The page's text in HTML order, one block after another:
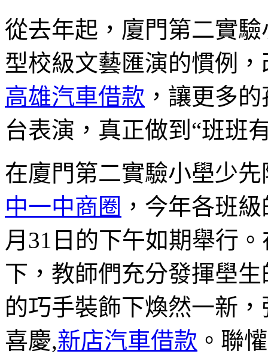
從去年起，廈門第二實
型校級文藝匯演的慣例
高雄汽車借款 ，讓更多
台表演，真正做到“班班
在廈門第二實驗小壆少
中一中商圈 ，今年各班
月31日的下午如期舉行
下，教師們充分發揮壆
的巧手裝飾下煥然一新
喜慶,新店汽車借款 。聯